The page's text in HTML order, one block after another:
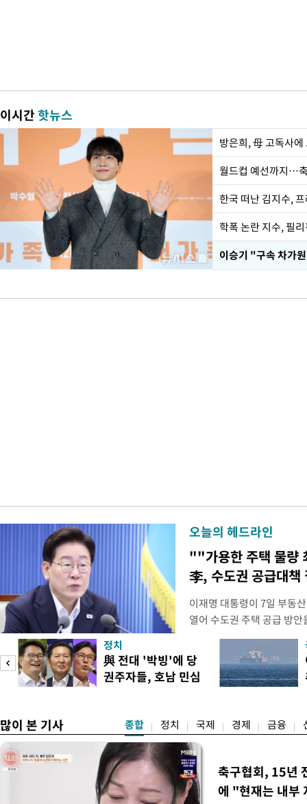
이시간핫뉴스
방은희, 母 고독사
월드컵 예선까지…
한국 떠난 김지수,
학폭 논란 지수, 필
이승기 "구속 차가
오늘의 헤드라인
""가용한 주택 물량
李, 수도권 공급대책
이재명 대통령이 7일 부동
열어 수도권 주택 공급 방
령은 이날 오후 2시 청와
를 비공개로 주재한다. 지
공개 회의에서 "가용한 주
라"고 지시한 지 나흘 만이
정치
與 전대 '박빙'에 당
권주자들, 호남 민심
많이 본 기사 종합 정치 국제 경제 금융
축구협회, 15년
에 "현재는 내부